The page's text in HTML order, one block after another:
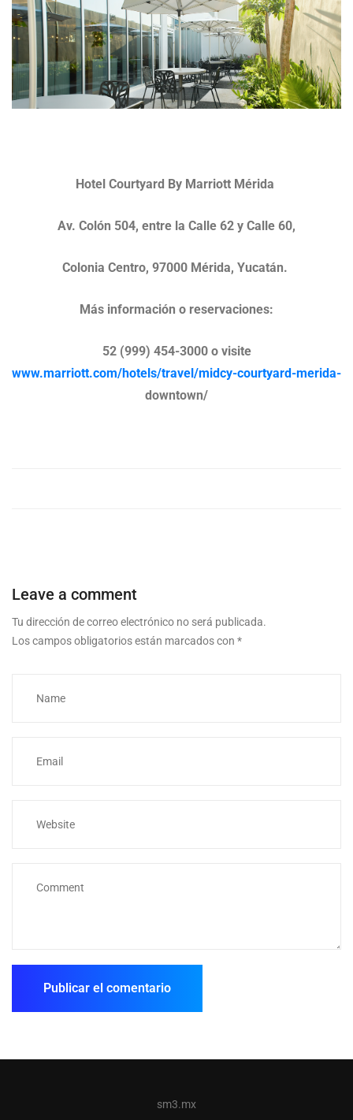
Hotel Courtyard By Marriott Mérida
Av. Colón 504, entre la Calle 62 y Calle 60,
Colonia Centro, 97000 Mérida, Yucatán.
Más información o reservaciones:
52 (999) 454-3000 o visite
www.marriott.com/hotels/travel/midcy-courtyard-merida-
downtown/
Leave a comment
Tu dirección de correo electrónico no será publicada.
Los campos obligatorios están marcados con *
sm3.mx